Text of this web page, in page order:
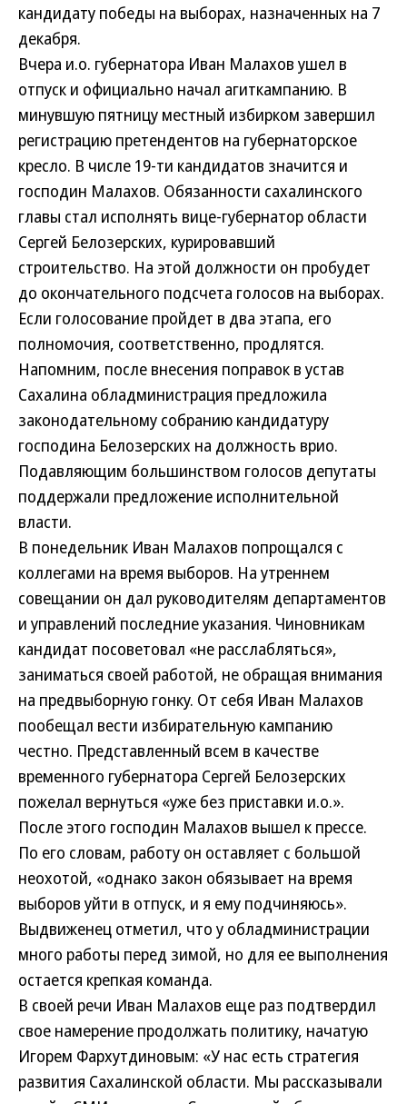
кандидату победы на выборах, назначенных на 7
декабря.
Вчера и.о. губернатора Иван Малахов ушел в
отпуск и официально начал агиткампанию. В
минувшую пятницу местный избирком завершил
регистрацию претендентов на губернаторское
кресло. В числе 19-ти кандидатов значится и
господин Малахов. Обязанности сахалинского
главы стал исполнять вице-губернатор области
Сергей Белозерских, курировавший
строительство. На этой должности он пробудет
до окончательного подсчета голосов на выборах.
Если голосование пройдет в два этапа, его
полномочия, соответственно, продлятся.
Напомним, после внесения поправок в устав
Сахалина обладминистрация предложила
законодательному собранию кандидатуру
господина Белозерских на должность врио.
Подавляющим большинством голосов депутаты
поддержали предложение исполнительной
власти.
В понедельник Иван Малахов попрощался с
коллегами на время выборов. На утреннем
совещании он дал руководителям департаментов
и управлений последние указания. Чиновникам
кандидат посоветовал «не расслабляться»,
заниматься своей работой, не обращая внимания
на предвыборную гонку. От себя Иван Малахов
пообещал вести избирательную кампанию
честно. Представленный всем в качестве
временного губернатора Сергей Белозерских
пожелал вернуться «уже без приставки и.о.».
После этого господин Малахов вышел к прессе.
По его словам, работу он оставляет с большой
неохотой, «однако закон обязывает на время
выборов уйти в отпуск, и я ему подчиняюсь».
Выдвиженец отметил, что у обладминистрации
много работы перед зимой, но для ее выполнения
остается крепкая команда.
В своей речи Иван Малахов еще раз подтвердил
свое намерение продолжать политику, начатую
Игорем Фархутдиновым: «У нас есть стратегия
развития Сахалинской области. Мы рассказывали